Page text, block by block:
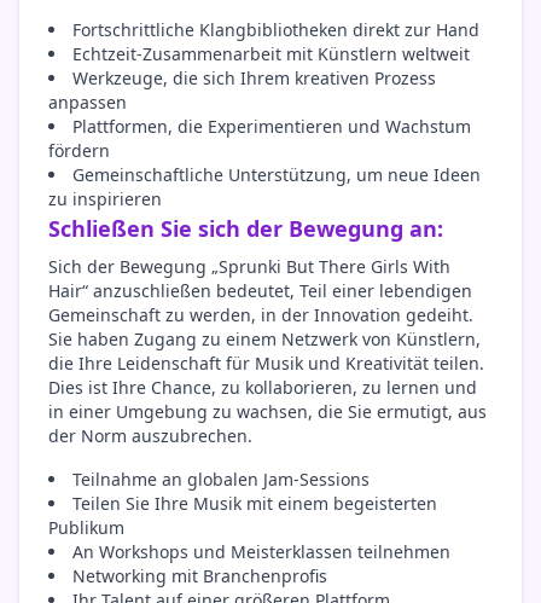
Fortschrittliche Klangbibliotheken direkt zur Hand
Echtzeit-Zusammenarbeit mit Künstlern weltweit
Werkzeuge, die sich Ihrem kreativen Prozess
anpassen
Plattformen, die Experimentieren und Wachstum
fördern
Gemeinschaftliche Unterstützung, um neue Ideen
zu inspirieren
Schließen Sie sich der Bewegung an:
Sich der Bewegung „Sprunki But There Girls With
Hair“ anzuschließen bedeutet, Teil einer lebendigen
Gemeinschaft zu werden, in der Innovation gedeiht.
Sie haben Zugang zu einem Netzwerk von Künstlern,
die Ihre Leidenschaft für Musik und Kreativität teilen.
Dies ist Ihre Chance, zu kollaborieren, zu lernen und
in einer Umgebung zu wachsen, die Sie ermutigt, aus
der Norm auszubrechen.
Teilnahme an globalen Jam-Sessions
Teilen Sie Ihre Musik mit einem begeisterten
Publikum
An Workshops und Meisterklassen teilnehmen
Networking mit Branchenprofis